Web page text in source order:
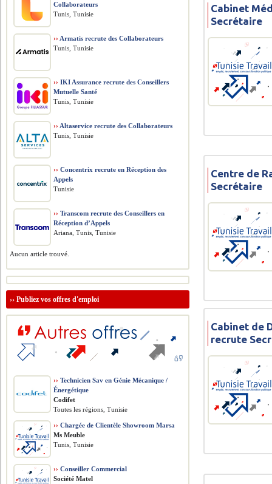
Cabinet
Secrétaire
Centre de
Secrétaire
Cabinet de
recrute
Collaborateurs
Tunis, Tunisie
›› Armatis recrute des Collaborateurs
Tunis, Tunisie
›› IKI Assurance recrute des Conseillers
Mutuelle Santé
Tunis, Tunisie
›› Altaservice recrute des Collaborateurs
Tunis, Tunisie
›› Concentrix recrute en Réception des
Appels
Tunisie
›› Transcom recrute des Conseillers en
Réception d’Appels
Ariana, Tunis, Tunisie
Aucun article trouvé.
››Publiez vos offres d'emploi
›› Technicien Sav en Génie Mécanique /
Énergétique
Codifet
Toutes les régions, Tunisie
›› Chargée de Clientèle Showroom Marsa
Ms Meuble
Tunis, Tunisie
›› Conseiller Commercial
Société Matel